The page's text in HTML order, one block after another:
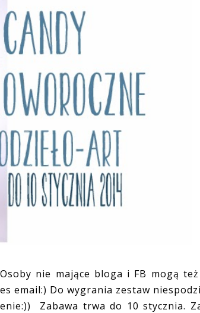
nie mające bloga i FB mogą
email:) Do wygrania zestaw
Zabawa trwa do 10 stycznia.